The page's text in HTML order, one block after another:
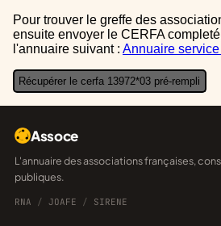
Pour trouver le greffe des associations auquel vous devrez
ensuite envoyer le CERFA
l'annuaire suivant : Annuaire
Récupérer le cerfa 13972*03 pré-rempli
Assoce
L'annuaire des associations françaises, construit sur les données
publiques.
RNA / JOAFE / SIRENE